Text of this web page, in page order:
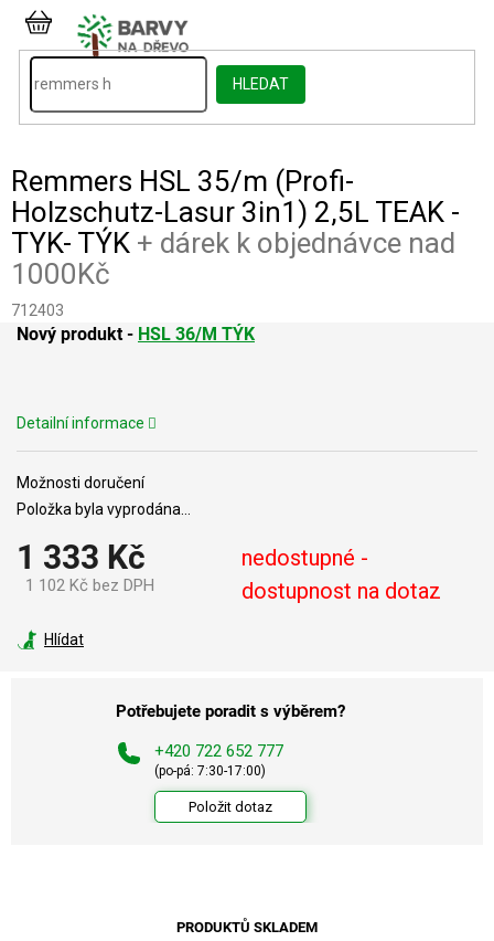
Přejít
obsah
HLEDAT
NÁKUPNÍ
KOŠÍK
Remmers HSL 35/m (Profi-
Holzschutz-Lasur 3in1) 2,5L TEAK -
TYK- TÝK + dárek k objednávce nad
1000Kč
712403
1 333 Kč
1 102 Kč bez DPH
nedostupné -
dostupnost na dotaz
Možnosti doručení
Položka byla vyprodána…
Nový produkt - HSL 36/M TÝK
Detailní informace
Hlídat
Potřebujete poradit s výběrem?
+420 722 652 777
(po-pá: 7:30-17:00)
Položit dotaz
PRODUKTŮ SKLADEM